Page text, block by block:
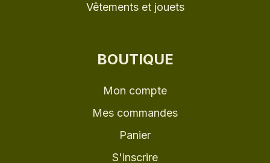
Vêtements et jouets
BOUTIQUE
Mon compte
Mes commandes
Panier
S'inscrire